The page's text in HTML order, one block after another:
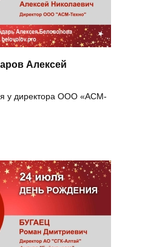
Алексей
у директора ООО «АСМ-